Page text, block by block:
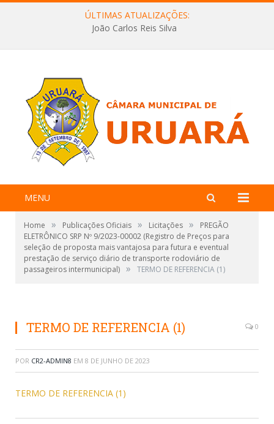
ÚLTIMAS ATUALIZAÇÕES:
João Carlos Reis Silva
MENU
Home » Publicações Oficiais » Licitações »
PREGÃO
ELETRÔNICO SRP Nº 9/2023-00002 (Registro de Preços para
seleção de proposta mais vantajosa para futura e eventual
prestação de serviço diário de transporte rodoviário de
passageiros intermunicipal) » TERMO DE REFERENCIA (1)
TERMO DE REFERENCIA (1) 0
POR CR2-ADMIN8 EM 8 DE JUNHO DE 2023
TERMO DE REFERENCIA (1)